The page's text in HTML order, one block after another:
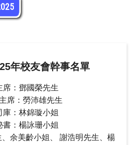
年校友會幹事名單
席：鄧國榮先生
席：勞沛雄先生
庫：林錦璇小姐
書：楊詠珊小姐
余美齡小姐、
謝浩明先生、楊